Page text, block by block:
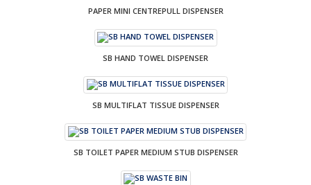
PAPER MINI CENTREPULL DISPENSER
SB HAND TOWEL DISPENSER
SB MULTIFLAT TISSUE DISPENSER
SB TOILET PAPER MEDIUM STUB DISPENSER